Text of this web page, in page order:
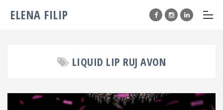
ELENA FILIP
LIQUID LIP RUJ AVON